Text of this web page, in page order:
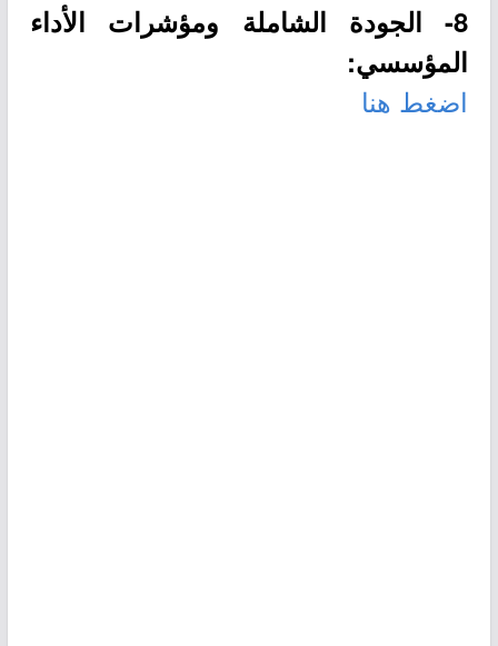
8- الجودة الشاملة ومؤشرات الأداء
المؤسسي:
اضغط هنا